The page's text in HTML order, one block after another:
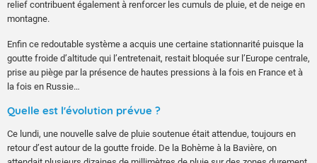
relief contribuent également à renforcer les cumuls de pluie, et de neige en
montagne.
Enfin ce redoutable système a acquis une certaine stationnarité puisque la
goutte froide d’altitude qui l’entretenait, restait bloquée sur l’Europe centrale,
prise au piège par la présence de hautes pressions à la fois en France et à
la fois en Russie…
Quelle est l'évolution prévue ?
Ce lundi, une nouvelle salve de pluie soutenue était attendue, toujours en
retour d’est autour de la goutte froide. De la Bohème à la Bavière, on